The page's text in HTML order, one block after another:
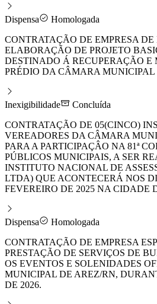
Dispensa
Homologada
CONTRATAÇÃO DE EMPRESA
ELABORAÇÃO DE PROJETO
DESTINADO Á RECUPERAÇÃO E
PRÉDIO DA CÂMARA MUNICIPAL
Inexigibilidade
Concluída
CONTRATAÇÃO DE 05(CINCO)
VEREADORES DA CÂMARA
PARA A PARTICIPAÇÂO NA 81ª
PÚBLICOS MUNICIPAIS, A SER
INSTITUTO NACIONAL DE
LTDA) QUE ACONTECERÁ NOS
FEVEREIRO DE 2025 NA CIDADE
Dispensa
Homologada
CONTRATAÇÃO DE EMPRESA
PRESTAÇÃO DE SERVIÇOS DE
OS EVENTOS E SOLENIDADES
MUNICIPAL DE AREZ/RN,
DE 2026.